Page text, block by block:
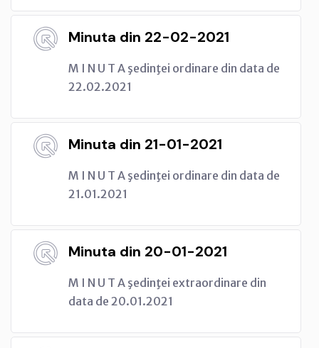
Minuta din 22-02-2021
M I N U T A şedinţei ordinare din data de
22.02.2021
Minuta din 21-01-2021
M I N U T A şedinţei ordinare din data de
21.01.2021
Minuta din 20-01-2021
M I N U T A şedinţei extraordinare din
data de 20.01.2021